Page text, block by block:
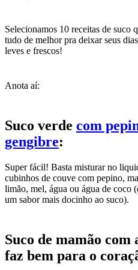
Selecionamos 10 receitas de suco
tudo de melhor pra deixar seus
leves e frescos!
Anota aí:
Suco verde com
gengibre:
Super fácil! Basta misturar no
cubinhos de couve com pepino,
limão, mel, água ou água de coco
um sabor mais docinho ao suco).
Suco de mamão com
faz bem para o